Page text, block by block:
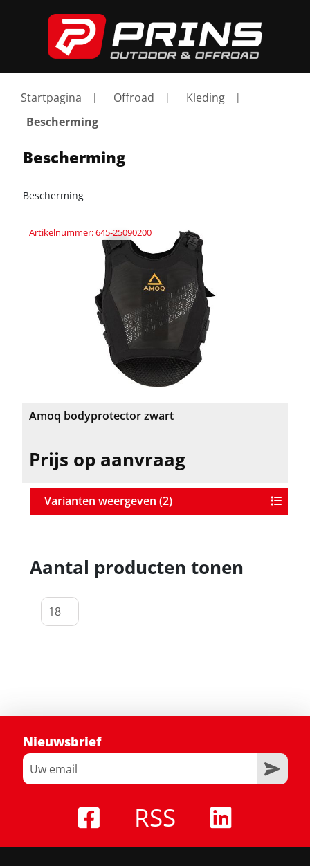
Startpagina Offroad
Kleding
Bescherming
Bescherming
Bescherming
Artikelnummer: 645-25090200
Amoq bodyprotector zwart
Prijs op aanvraag
Varianten weergeven (2)
Aantal producten tonen
Nieuwsbrief
RSS